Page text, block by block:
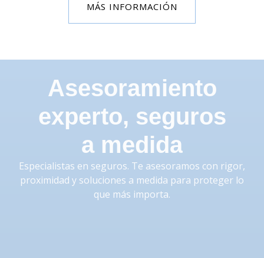
MÁS INFORMACIÓN
Asesoramiento
experto, seguros
a medida
Especialistas en seguros. Te asesoramos con rigor,
proximidad y soluciones a medida para proteger lo
que más importa.